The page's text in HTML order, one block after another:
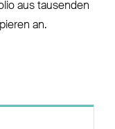
aus tausenden
an.